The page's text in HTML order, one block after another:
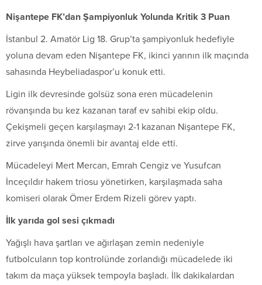
Nişantepe FK’dan Şampiyonluk Yolunda Kritik 3 Puan
İstanbul 2. Amatör Lig 18. Grup’ta şampiyonluk hedefiyle
yoluna devam eden Nişantepe FK, ikinci yarının ilk maçında
sahasında Heybeliadaspor’u konuk etti.
Ligin ilk devresinde golsüz sona eren mücadelenin
rövanşında bu kez kazanan taraf ev sahibi ekip oldu.
Çekişmeli geçen karşılaşmayı 2-1 kazanan Nişantepe FK,
zirve yarışında önemli bir avantaj elde etti.
Mücadeleyi Mert Mercan, Emrah Cengiz ve Yusufcan
İnceçıldır hakem triosu yönetirken, karşılaşmada saha
komiseri olarak Ömer Erdem Rizeli görev yaptı.
İlk yarıda gol sesi çıkmadı
Yağışlı hava şartları ve ağırlaşan zemin nedeniyle
futbolcuların top kontrolünde zorlandığı mücadelede iki
takım da maça yüksek tempoyla başladı. İlk dakikalardan